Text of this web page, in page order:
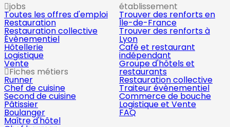
jobs
Toutes les offres d'emploi
Restauration
Restauration collective
Évènementiel
Hôtellerie
Logistique
Vente
Fiches métiers
Runner
Chef de cuisine
Second de cuisine
Pâtissier
Boulanger
Maître d'hôtel
établissement
Trouver des renforts en
Île-de-France
Trouver des renforts à
Lyon
Café et restaurant
indépendant
Groupe d'hôtels et
restaurants
Restauration collective
Traiteur évènementiel
Commerce de bouche
Logistique et Vente
FAQ